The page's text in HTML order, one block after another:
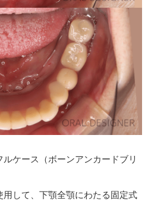
ルケース（ボーンアンカードブリ
用して、下顎全顎にわたる固定式